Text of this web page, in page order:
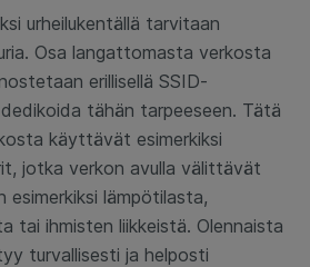
urheilukentällä tarvitaan
Osa langattomasta verkosta
erillisellä SSID-
tähän tarpeeseen. Tätä
käyttävät esimerkiksi
jotka verkon avulla välittävät
lämpötilasta,
tai ihmisten liikkeistä. Olennaista
turvallisesti ja helposti